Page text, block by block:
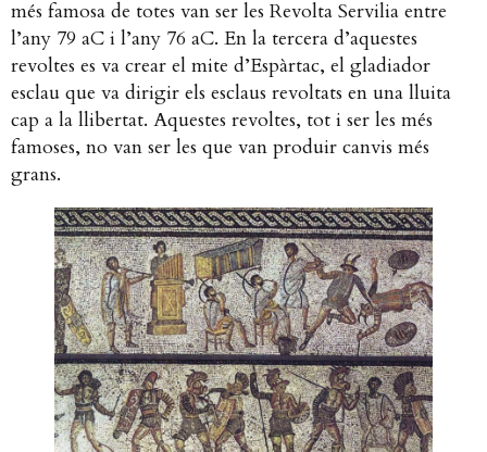
més famosa de totes van ser les Revolta Servilia entre
l’any 79 aC i l’any 76 aC. En la tercera d’aquestes
revoltes es va crear el mite d’Espàrtac, el gladiador
esclau que va dirigir els esclaus revoltats en una lluita
cap a la llibertat. Aquestes revoltes, tot i ser les més
famoses, no van ser les que van produir canvis més
grans. ​